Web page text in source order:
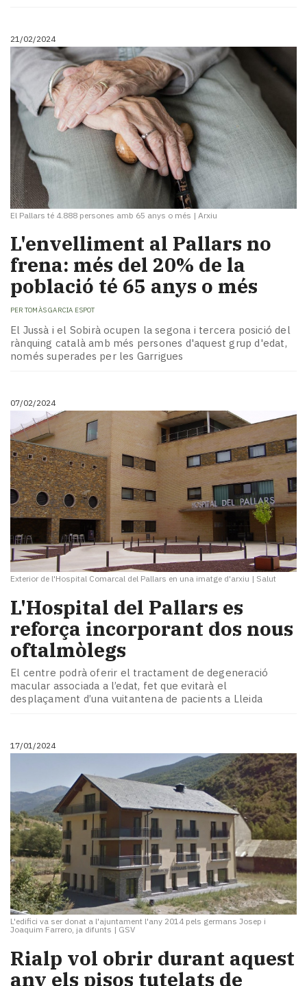
21/02/2024
El Pallars té 4.888 persones amb 65 anys o més | Arxiu
L'envelliment al Pallars no
frena: més del 20% de la
població té 65 anys o més
PER TOMÀS GARCIA ESPOT
El Jussà i el Sobirà ocupen la segona i tercera posició del
rànquing català amb més persones d'aquest grup d'edat,
només superades per les Garrigues
07/02/2024
Exterior de l'Hospital Comarcal del Pallars en una imatge d'arxiu | Salut
L'Hospital del Pallars es
reforça incorporant dos nous
oftalmòlegs
El centre podrà oferir el tractament de degeneració
macular associada a l’edat, fet que evitarà el
desplaçament d’una vuitantena de pacients a Lleida
17/01/2024
L'edifici va ser donat a l'ajuntament l'any 2014 pels germans Josep i
Joaquim Farrero, ja difunts | GSV
Rialp vol obrir durant aquest
any els pisos tutelats de